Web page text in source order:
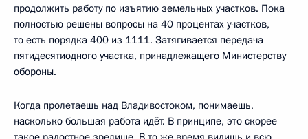
продолжить работу по изъятию земельных участков. Пока
полностью решены вопросы на 40 процентах участков,
то есть порядка 400 из 1111. Затягивается передача
пятидесятиодного участка, принадлежащего Министерству
обороны.
Когда пролетаешь над Владивостоком, понимаешь,
насколько большая работа идёт. В принципе, это скорее